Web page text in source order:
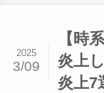
【時
炎上
炎上7
2025
3/09